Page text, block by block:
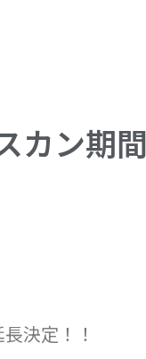
カン期
決定！！